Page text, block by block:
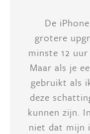
De
grotere
minste 12
Maar als je
gebruikt als
deze
kunnen zijn.
niet dat mijn